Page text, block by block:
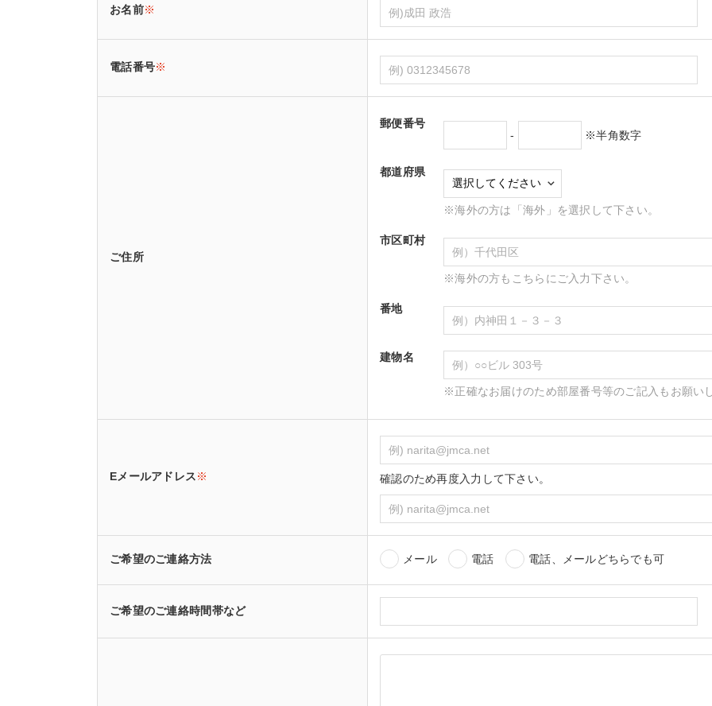
お名前※
電話番号※
ご住所
郵便番号
-
※半角数字
都道府県
※海外の方は「海外」を選択して下さい。
市区町村
※海外の方もこちらにご入力下さい。
番地
建物名
※正確なお届けのため部屋番号等のご記入もお願い
Eメールアドレス※ 確認のため再度入力して下さい。
ご希望のご連絡方法 メール 電話 電話、メールどちらでも可
ご希望のご連絡時間帯など